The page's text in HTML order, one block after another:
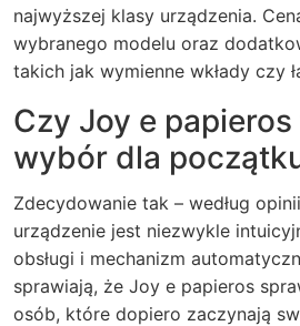
najwyższej klasy urządzenia.
wybranego modelu oraz
takich jak wymienne wkłady czy
Czy Joy e
wybór dla
Zdecydowanie tak – według
urządzenie jest niezwykle
obsługi i mechanizm
sprawiają, że Joy e papieros
osób, które dopiero zaczynają